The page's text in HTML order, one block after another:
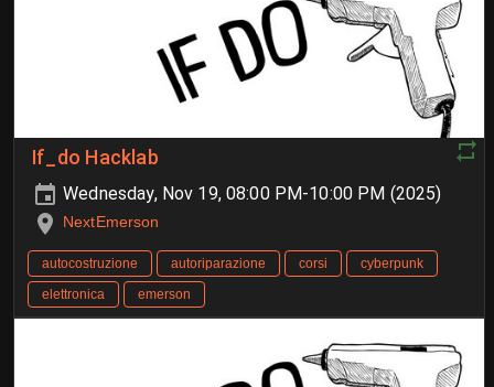
If_do Hacklab
Wednesday, Nov 19, 08:00 PM-10:00 PM (2025)
NextEmerson
autocostruzione autoriparazione corsi
cyberpunk
elettronica
emerson